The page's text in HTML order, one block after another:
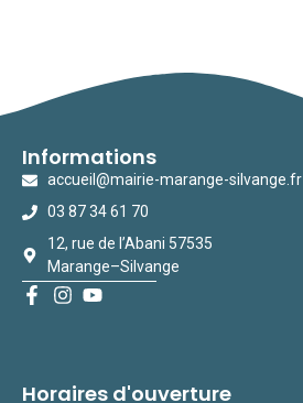
Informations
accueil@mairie-marange-silvange.fr
03 87 34 61 70
12, rue de l’Abani 57535
Marange–Silvange
Horaires d'ouverture